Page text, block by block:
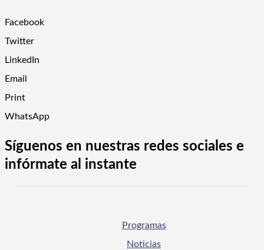
Facebook
Twitter
LinkedIn
Email
Print
WhatsApp
Síguenos en nuestras redes sociales e
infórmate al instante
Programas
Noticias